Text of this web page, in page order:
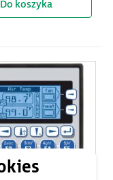
Do koszyka